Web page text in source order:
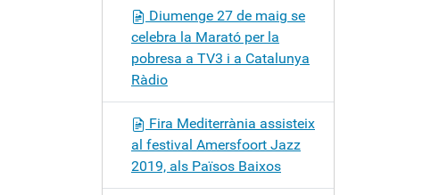
Diumenge 27 de maig se
celebra la Marató per la
pobresa a TV3 i a Catalunya
Ràdio
Fira Mediterrània assisteix
al festival Amersfoort Jazz
2019, als Països Baixos